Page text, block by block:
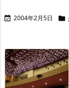
 2004年2月5日 